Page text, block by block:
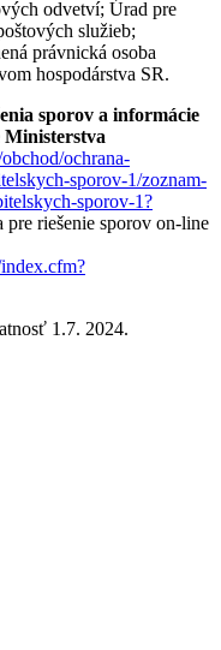
odvetví; Úrad pre
služieb;
právnická osoba
hospodárstva SR.
sporov a informácie
Ministerstva
ochrana-
sporov-1/zoznam-
sporov-1?
pre riešenie sporov on-line
1.7. 2024.